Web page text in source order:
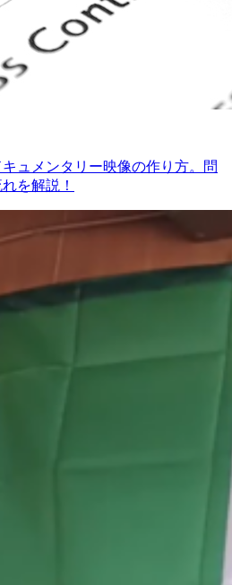
キュメンタリー映像の作り方。問
を解説！